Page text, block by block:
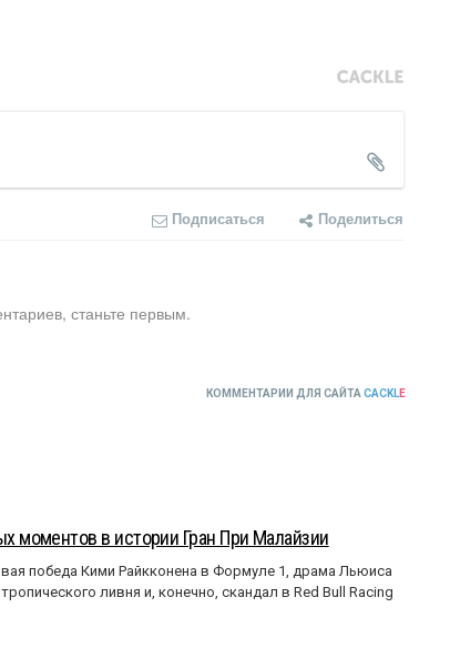
Подписаться Поделиться
станьте первым.
КОММЕНТАРИИ ДЛЯ САЙТАCACKLE
моментов в истории Гран При Малайзии
победа Кими Райкконена в Формуле 1, драма Льюиса
ливня и, конечно, скандал в Red Bull Racing